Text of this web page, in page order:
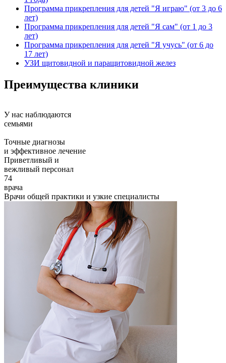
Программа прикрепления для детей "Я играю" (от 3 до 6
лет)
Программа прикрепления для детей "Я сам" (от 1 до 3
лет)
Программа прикрепления для детей "Я учусь" (от 6 до
17 лет)
УЗИ щитовидной и паращитовидной желез
Преимущества клиники
У нас наблюдаются
семьями
Точные диагнозы
и эффективное лечение
Приветливый и
вежливый персонал
74
врача
Врачи общей практики и узкие специалисты